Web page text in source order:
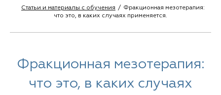
Статьи и материалы с обучения
Фракционная мезотерапия:
что это, в каких случаях применяется.
Фракционная мезотерапия:
что это, в каких случаях